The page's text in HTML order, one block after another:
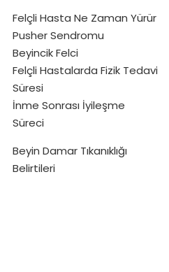
Felçli Hasta Ne Zaman Yürür
Pusher Sendromu
Beyincik Felci
Felçli Hastalarda Fizik Tedavi
Süresi
İnme Sonrası İyileşme
Süreci
Beyin Damar Tıkanıklığı
Belirtileri